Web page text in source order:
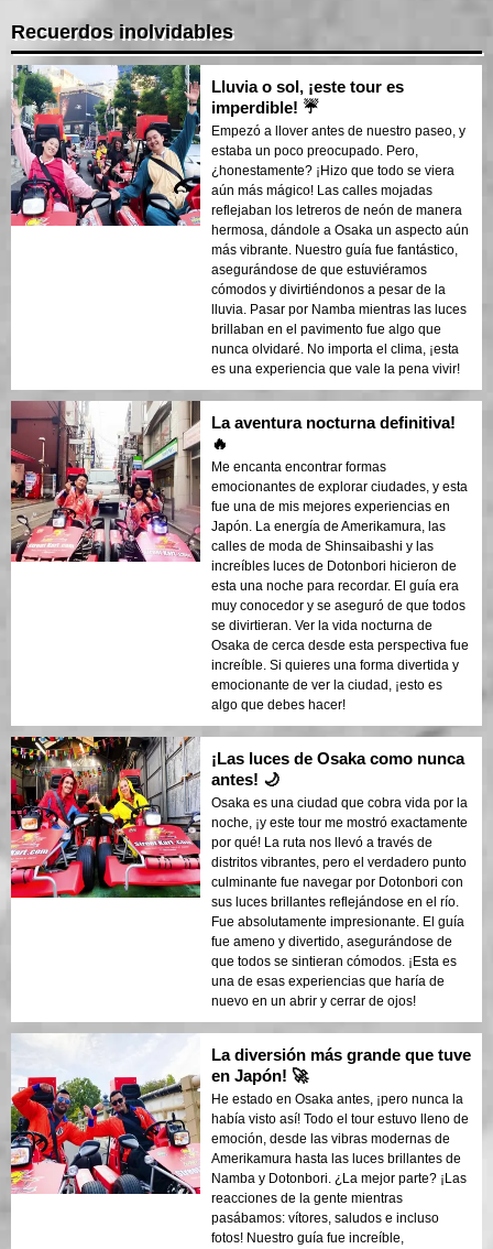
Recuerdos inolvidables
Lluvia o sol, ¡este tour es
imperdible! ☔
Empezó a llover antes de nuestro paseo, y
estaba un poco preocupado. Pero,
¿honestamente? ¡Hizo que todo se viera
aún más mágico! Las calles mojadas
reflejaban los letreros de neón de manera
hermosa, dándole a Osaka un aspecto aún
más vibrante. Nuestro guía fue fantástico,
asegurándose de que estuviéramos
cómodos y divirtiéndonos a pesar de la
lluvia. Pasar por Namba mientras las luces
brillaban en el pavimento fue algo que
nunca olvidaré. No importa el clima, ¡esta
es una experiencia que vale la pena vivir!
La aventura nocturna definitiva!
🔥
Me encanta encontrar formas
emocionantes de explorar ciudades, y esta
fue una de mis mejores experiencias en
Japón. La energía de Amerikamura, las
calles de moda de Shinsaibashi y las
increíbles luces de Dotonbori hicieron de
esta una noche para recordar. El guía era
muy conocedor y se aseguró de que todos
se divirtieran. Ver la vida nocturna de
Osaka de cerca desde esta perspectiva fue
increíble. Si quieres una forma divertida y
emocionante de ver la ciudad, ¡esto es
algo que debes hacer!
¡Las luces de Osaka como nunca
antes! 🌙
Osaka es una ciudad que cobra vida por la
noche, ¡y este tour me mostró exactamente
por qué! La ruta nos llevó a través de
distritos vibrantes, pero el verdadero punto
culminante fue navegar por Dotonbori con
sus luces brillantes reflejándose en el río.
Fue absolutamente impresionante. El guía
fue ameno y divertido, asegurándose de
que todos se sintieran cómodos. ¡Esta es
una de esas experiencias que haría de
nuevo en un abrir y cerrar de ojos!
La diversión más grande que tuve
en Japón! 🚀
He estado en Osaka antes, ¡pero nunca la
había visto así! Todo el tour estuvo lleno de
emoción, desde las vibras modernas de
Amerikamura hasta las luces brillantes de
Namba y Dotonbori. ¿La mejor parte? ¡Las
reacciones de la gente mientras
pasábamos: vítores, saludos e incluso
fotos! Nuestro guía fue increíble,